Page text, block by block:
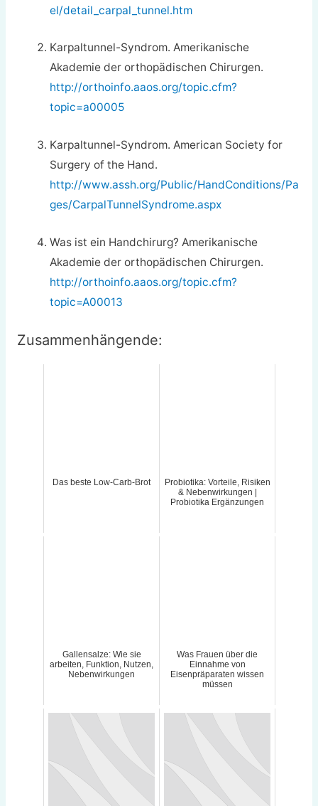
el/detail_carpal_tunnel.htm
Karpaltunnel-Syndrom. Amerikanische
Akademie der orthopädischen Chirurgen.
http://orthoinfo.aaos.org/topic.cfm?
topic=a00005
Karpaltunnel-Syndrom. American Society for
Surgery of the Hand.
http://www.assh.org/Public/HandConditions/Pa
ges/CarpalTunnelSyndrome.aspx
Was ist ein Handchirurg? Amerikanische
Akademie der orthopädischen Chirurgen.
http://orthoinfo.aaos.org/topic.cfm?
topic=A00013
Zusammenhängende:
Das beste Low-Carb-Brot
Probiotika: Vorteile, Risiken
& Nebenwirkungen |
Probiotika Ergänzungen
Gallensalze: Wie sie
arbeiten, Funktion, Nutzen,
Nebenwirkungen
Was Frauen über die
Einnahme von
Eisenpräparaten wissen
müssen